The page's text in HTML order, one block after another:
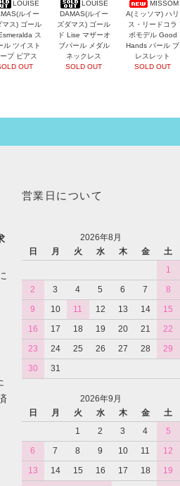
LOUISE
ルイー
マス) ゴール
ス
ル ツイスト
プ ピアス
OUT
LOUISE
DAMAS(ルイー
ズダマス) ゴール
ド Lise マザーオ
ブパール メダル
ネックレス
SOLD OUT
MISSOM
A(ミッソマ) ハリ
ス・リードコラ
ボモデル Good
Hands パール ブ
レスレット
SOLD OUT
営業日について
2026年8月
日
月 火 水 木 金
土
1
2
3 4 5 6 7
8
9
10 11 12 13 14
15
16
17 18 19 20 21
22
23
24 25 26 27 28
29
30
31
2026年9月
日
月 火 水 木 金
土
1
2 3 4
5
6
7 8 9 10 11
12
13
14 15 16 17 18
19